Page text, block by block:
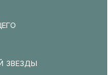
ЗВЕЗДЫ